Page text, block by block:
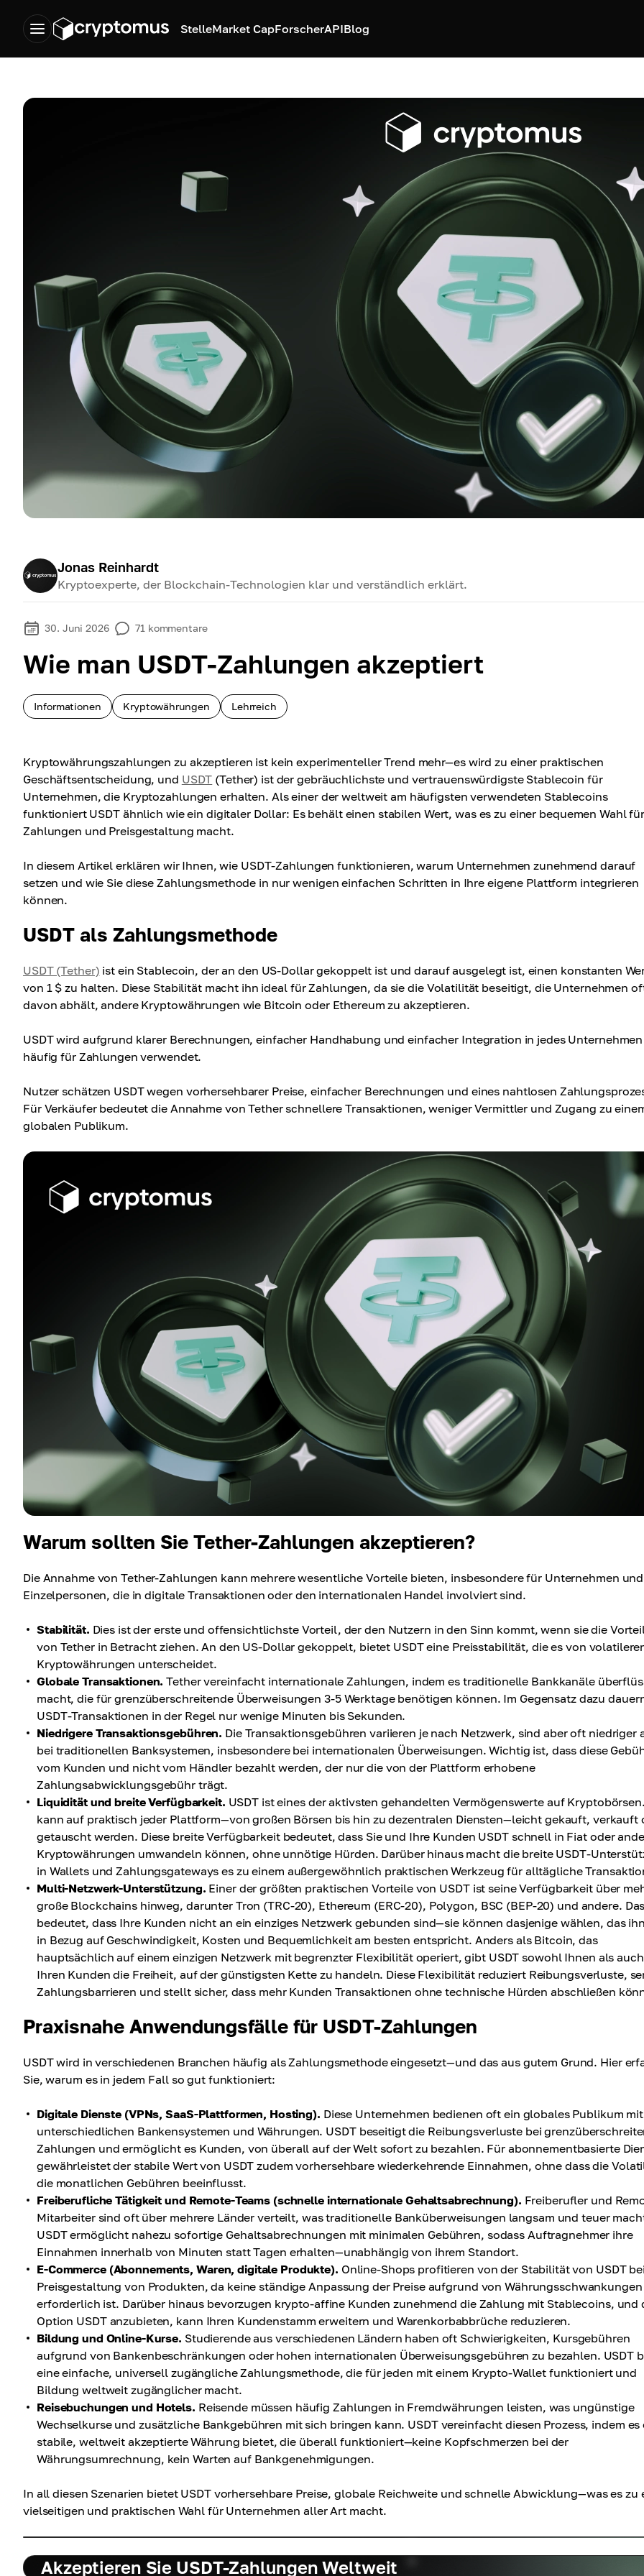
StelleMarket CapForscherAPIBlog
Jonas Reinhardt
Kryptoexperte, der Blockchain-Technologien klar und verständlich erklärt.
30. Juni 2026 71 kommentare
Wie man USDT-Zahlungen akzeptiert
Informationen Kryptowährungen Lehrreich
Kryptowährungszahlungen zu akzeptieren ist kein experimenteller Trend mehr—es wird zu einer praktischen
Geschäftsentscheidung, und USDT (Tether) ist der gebräuchlichste und vertrauenswürdigste Stablecoin für
Unternehmen, die Kryptozahlungen erhalten. Als einer der weltweit am häufigsten verwendeten Stablecoins
funktioniert USDT ähnlich wie ein digitaler Dollar: Es behält einen stabilen Wert, was es zu einer bequemen Wahl
Zahlungen und Preisgestaltung macht.
In diesem Artikel erklären wir Ihnen, wie USDT-Zahlungen funktionieren, warum Unternehmen zunehmend darauf
setzen und wie Sie diese Zahlungsmethode in nur wenigen einfachen Schritten in Ihre eigene Plattform integrieren
können.
USDT als Zahlungsmethode
USDT (Tether) ist ein Stablecoin, der an den US-Dollar gekoppelt ist und darauf ausgelegt ist, einen konstanten
von 1 $ zu halten. Diese Stabilität macht ihn ideal für Zahlungen, da sie die Volatilität beseitigt, die Unternehmen
davon abhält, andere Kryptowährungen wie Bitcoin oder Ethereum zu akzeptieren.
USDT wird aufgrund klarer Berechnungen, einfacher Handhabung und einfacher Integration in jedes Unternehmen
häufig für Zahlungen verwendet.
Nutzer schätzen USDT wegen vorhersehbarer Preise, einfacher Berechnungen und eines nahtlosen
Für Verkäufer bedeutet die Annahme von Tether schnellere Transaktionen, weniger Vermittler und Zugang zu
globalen Publikum.
Warum sollten Sie Tether-Zahlungen akzeptieren?
Die Annahme von Tether-Zahlungen kann mehrere wesentliche Vorteile bieten, insbesondere für Unternehmen und
Einzelpersonen, die in digitale Transaktionen oder den internationalen Handel involviert sind.
Stabilität. Dies ist der erste und offensichtlichste Vorteil, der den Nutzern in den Sinn kommt, wenn sie die
von Tether in Betracht ziehen. An den US-Dollar gekoppelt, bietet USDT eine Preisstabilität, die es von
Kryptowährungen unterscheidet.
Globale Transaktionen. Tether vereinfacht internationale Zahlungen, indem es traditionelle Bankkanäle
macht, die für grenzüberschreitende Überweisungen 3-5 Werktage benötigen können. Im Gegensatz dazu
USDT-Transaktionen in der Regel nur wenige Minuten bis Sekunden.
Niedrigere Transaktionsgebühren. Die Transaktionsgebühren variieren je nach Netzwerk, sind aber oft niedriger
bei traditionellen Banksystemen, insbesondere bei internationalen Überweisungen. Wichtig ist, dass diese
vom Kunden und nicht vom Händler bezahlt werden, der nur die von der Plattform erhobene
Zahlungsabwicklungsgebühr trägt.
Liquidität und breite Verfügbarkeit. USDT ist eines der aktivsten gehandelten Vermögenswerte auf
kann auf praktisch jeder Plattform—von großen Börsen bis hin zu dezentralen Diensten—leicht gekauft, verkauft
getauscht werden. Diese breite Verfügbarkeit bedeutet, dass Sie und Ihre Kunden USDT schnell in Fiat oder
Kryptowährungen umwandeln können, ohne unnötige Hürden. Darüber hinaus macht die breite USDT-
in Wallets und Zahlungsgateways es zu einem außergewöhnlich praktischen Werkzeug für alltägliche
Multi-Netzwerk-Unterstützung. Einer der größten praktischen Vorteile von USDT ist seine Verfügbarkeit über
große Blockchains hinweg, darunter Tron (TRC-20), Ethereum (ERC-20), Polygon, BSC (BEP-20) und andere.
bedeutet, dass Ihre Kunden nicht an ein einziges Netzwerk gebunden sind—sie können dasjenige wählen, das
in Bezug auf Geschwindigkeit, Kosten und Bequemlichkeit am besten entspricht. Anders als Bitcoin, das
hauptsächlich auf einem einzigen Netzwerk mit begrenzter Flexibilität operiert, gibt USDT sowohl Ihnen als auch
Ihren Kunden die Freiheit, auf der günstigsten Kette zu handeln. Diese Flexibilität reduziert Reibungsverluste,
Zahlungsbarrieren und stellt sicher, dass mehr Kunden Transaktionen ohne technische Hürden abschließen
Praxisnahe Anwendungsfälle für USDT-Zahlungen
USDT wird in verschiedenen Branchen häufig als Zahlungsmethode eingesetzt—und das aus gutem Grund. Hier
Sie, warum es in jedem Fall so gut funktioniert:
Digitale Dienste (VPNs, SaaS-Plattformen, Hosting). Diese Unternehmen bedienen oft ein globales Publikum mit
unterschiedlichen Bankensystemen und Währungen. USDT beseitigt die Reibungsverluste bei
Zahlungen und ermöglicht es Kunden, von überall auf der Welt sofort zu bezahlen. Für abonnementbasierte
gewährleistet der stabile Wert von USDT zudem vorhersehbare wiederkehrende Einnahmen, ohne dass die
die monatlichen Gebühren beeinflusst.
Freiberufliche Tätigkeit und Remote-Teams (schnelle internationale Gehaltsabrechnung). Freiberufler und
Mitarbeiter sind oft über mehrere Länder verteilt, was traditionelle Banküberweisungen langsam und teuer
USDT ermöglicht nahezu sofortige Gehaltsabrechnungen mit minimalen Gebühren, sodass Auftragnehmer ihre
Einnahmen innerhalb von Minuten statt Tagen erhalten—unabhängig von ihrem Standort.
E-Commerce (Abonnements, Waren, digitale Produkte). Online-Shops profitieren von der Stabilität von USDT
Preisgestaltung von Produkten, da keine ständige Anpassung der Preise aufgrund von Währungsschwankungen
erforderlich ist. Darüber hinaus bevorzugen krypto-affine Kunden zunehmend die Zahlung mit Stablecoins, und
Option USDT anzubieten, kann Ihren Kundenstamm erweitern und Warenkorbabbrüche reduzieren.
Bildung und Online-Kurse. Studierende aus verschiedenen Ländern haben oft Schwierigkeiten, Kursgebühren
aufgrund von Bankenbeschränkungen oder hohen internationalen Überweisungsgebühren zu bezahlen. USDT
eine einfache, universell zugängliche Zahlungsmethode, die für jeden mit einem Krypto-Wallet funktioniert und
Bildung weltweit zugänglicher macht.
Reisebuchungen und Hotels. Reisende müssen häufig Zahlungen in Fremdwährungen leisten, was ungünstige
Wechselkurse und zusätzliche Bankgebühren mit sich bringen kann. USDT vereinfacht diesen Prozess, indem es
stabile, weltweit akzeptierte Währung bietet, die überall funktioniert—keine Kopfschmerzen bei der
Währungsumrechnung, kein Warten auf Bankgenehmigungen.
In all diesen Szenarien bietet USDT vorhersehbare Preise, globale Reichweite und schnelle Abwicklung—was es zu
vielseitigen und praktischen Wahl für Unternehmen aller Art macht.
Akzeptieren Sie USDT-Zahlungen Weltweit